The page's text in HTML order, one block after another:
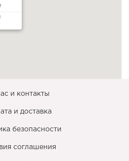
и контакты
и доставка
безопасности
соглашения